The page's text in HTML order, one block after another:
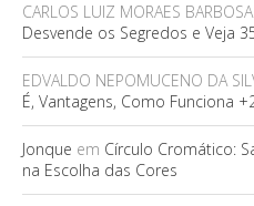
CARLOS LUIZ MORAES BARBOSA
Desvende os Segredos e Veja
EDVALDO NEPOMUCENO DA
É, Vantagens, Como Funciona
Jonque em Círculo Cromático:
na Escolha das Cores